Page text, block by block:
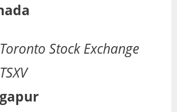
Toronto Stock Exchange
TSXV